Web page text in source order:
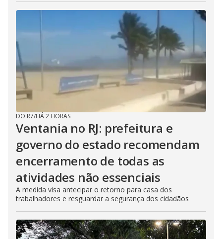
DO R7/HÁ 2 HORAS
Ventania no RJ: prefeitura e
governo do estado recomendam
encerramento de todas as
atividades não essenciais
A medida visa antecipar o retorno para casa dos
trabalhadores e resguardar a segurança dos cidadãos